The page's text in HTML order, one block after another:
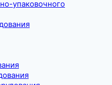
упаковочного